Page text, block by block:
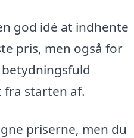
god idé at indhente
pris, men også for
starten af.
priserne, men du